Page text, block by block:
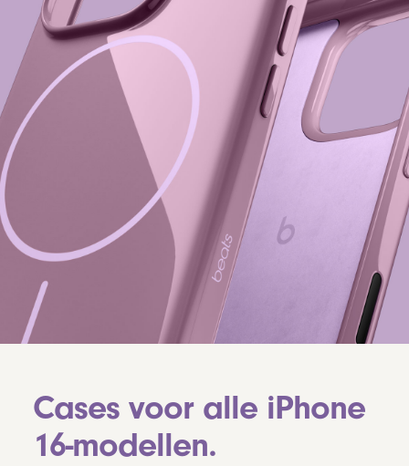
Cases voor alle iPhone
16-modellen.